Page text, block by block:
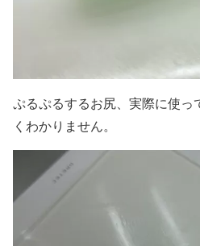
ぷるぷるするお尻、実際に使っ
くわかりません。